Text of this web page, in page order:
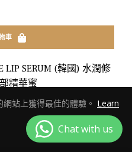
車
LIP SERUM (韓國) 水潤修
精華蜜
站上獲得最佳的體驗。 Learn